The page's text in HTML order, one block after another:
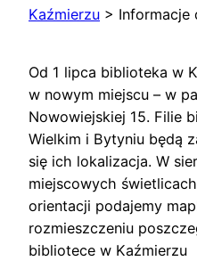
Kaźmierzu > Informacje
Od 1 lipca biblioteka w
w nowym miejscu – w
Nowowiejskiej 15. Filie
Wielkim i Bytyniu będą
się ich lokalizacja. W
miejscowych
orientacji podajemy
rozmieszczeniu
bibliotece w Kaźmierzu